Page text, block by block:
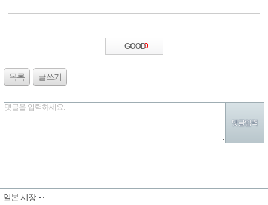
GOOD0
목록 글쓰기
댓글을 입력하세요.
일본 시장